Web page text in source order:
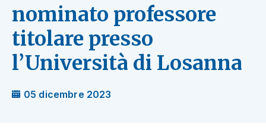
nominato professore
titolare presso
l’Università di Losanna
05 dicembre 2023